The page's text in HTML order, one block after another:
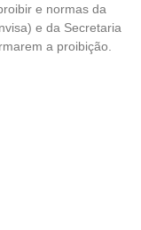
e normas da
e da Secretaria
a proibição.